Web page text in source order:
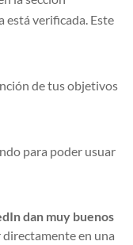
verificada. Este
de tus objetivos
para poder usuar
dan muy buenos
directamente en una